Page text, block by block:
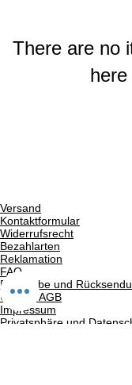
There are no
here
Versand
Kontaktformular
Widerrufsrecht
Bezahlarten
Reklamation
FAQ
Rückgabe und
Unsere AGB
Impressum
Privatsphäre und